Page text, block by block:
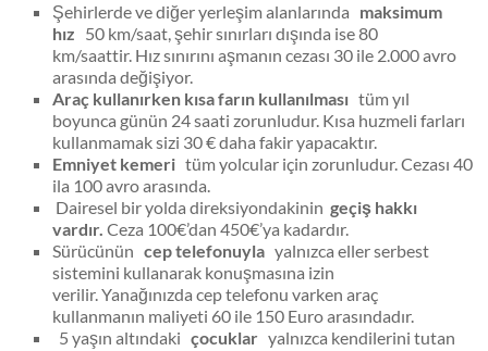
Şehirlerde ve diğer yerleşim alanlarında maksimum
hız 50 km/saat, şehir sınırları dışında ise 80
km/saattir. Hız sınırını aşmanın cezası 30 ile 2.000 avro
arasında değişiyor.
Araç kullanırken kısa farın kullanılması tüm yıl
boyunca günün 24 saati zorunludur. Kısa huzmeli farları
kullanmamak sizi 30 € daha fakir yapacaktır.
Emniyet kemeri tüm yolcular için zorunludur. Cezası 40
ila 100 avro arasında.
Dairesel bir yolda direksiyondakiningeçiş hakkı
vardır.Ceza 100€’dan 450€’ya kadardır.
Sürücününcep telefonuyla yalnızca eller serbest
sistemini kullanarak konuşmasına izin
verilir. Yanağınızda cep telefonu varken araç
kullanmanın maliyeti 60 ile 150 Euro arasındadır.
5 yaşın altındakiçocuklar yalnızca kendilerini tutan